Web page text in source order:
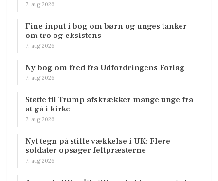
7. aug 2026
Fine input i bog om børn og unges tanker
om tro og eksistens
7. aug 2026
Ny bog om fred fra Udfordringens Forlag
7. aug 2026
Støtte til Trump afskrækker mange unge fra
at gå i kirke
7. aug 2026
Nyt tegn på stille vækkelse i UK: Flere
soldater opsøger feltpræsterne
7. aug 2026